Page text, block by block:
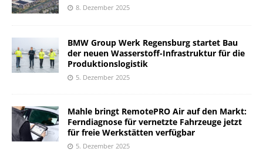
8. Dezember 2025
BMW Group Werk Regensburg startet Bau
der neuen Wasserstoff-Infrastruktur für die
Produktionslogistik
5. Dezember 2025
Mahle bringt RemotePRO Air auf den Markt:
Ferndiagnose für vernetzte Fahrzeuge jetzt
für freie Werkstätten verfügbar
5. Dezember 2025